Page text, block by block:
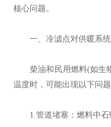
核心问题。
一、冷滤点对供暖系统
柴油和民用燃料(如生物
温度时，可能出现以下问
1.​管道堵塞：燃料中石